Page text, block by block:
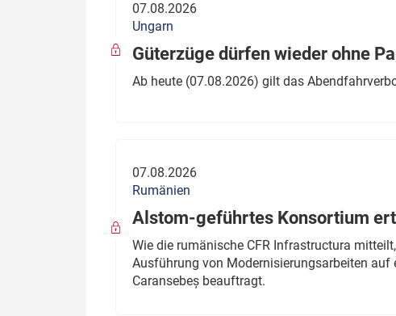
07.08.2026
Ungarn
Güterzüge dürfen wieder ohne
Ab heute (07.08.2026) gilt das
07.08.2026
Rumänien
Alstom-geführtes Konsortium
Wie die rumänische CFR Infrastructura
Ausführung von Modernisierungsarbeiten auf
Caransebeș beauftragt.